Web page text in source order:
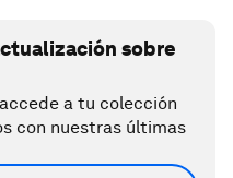
sobre
a tu colección
con nuestras últimas